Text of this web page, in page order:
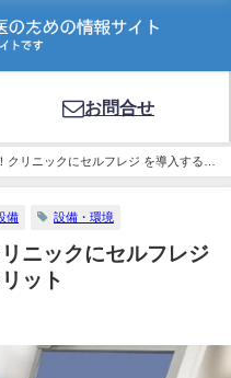
お問合せ
クリニックにセルフレジ を導入するメ
備 設備・環境
ニックにセルフレジ
ット